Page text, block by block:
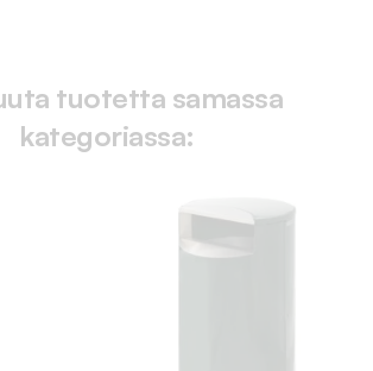
tuotetta samassa
kategoriassa: